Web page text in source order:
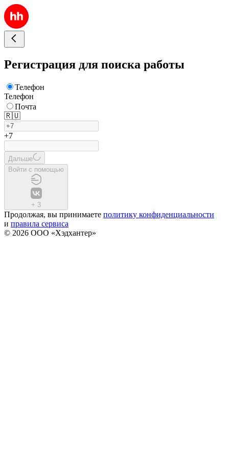
Регистрация для поиска работы
Телефон
Телефон
Почта
🇷🇺
+7
Дальше
Войти с помощью
+ 3
Продолжая, вы принимаете политику конфиденциальности
и правила сервиса
© 2026 ООО «Хэдхантер»